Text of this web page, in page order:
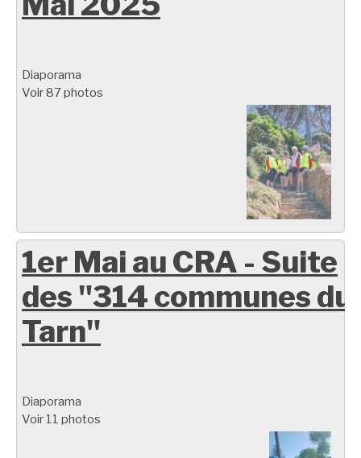
Diaporama
Voir 87 photos
1er Mai au CRA - Suite
des "314 communes du
Tarn"
Diaporama
Voir 11 photos